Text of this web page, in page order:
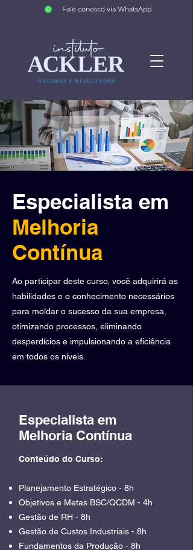
Fale conosco via WhatsApp
Especialista em
Melhoria
Contínua
Ao participar deste curso, você adquirirá as
habilidades e o conhecimento necessários
para moldar o sucesso da sua empresa,
otimizando processos, eliminando
desperdícios e impulsionando a eficiência
em todos os níveis.
Especialista em
Melhoria Contínua
Conteúdo do Curso:
Planejamento Estratégico - 8h
Objetivos e Metas BSC/QCDM - 4h
Gestão de RH - 8h
Gestão de Custos Industriais - 8h
Fundamentos da Produção - 8h